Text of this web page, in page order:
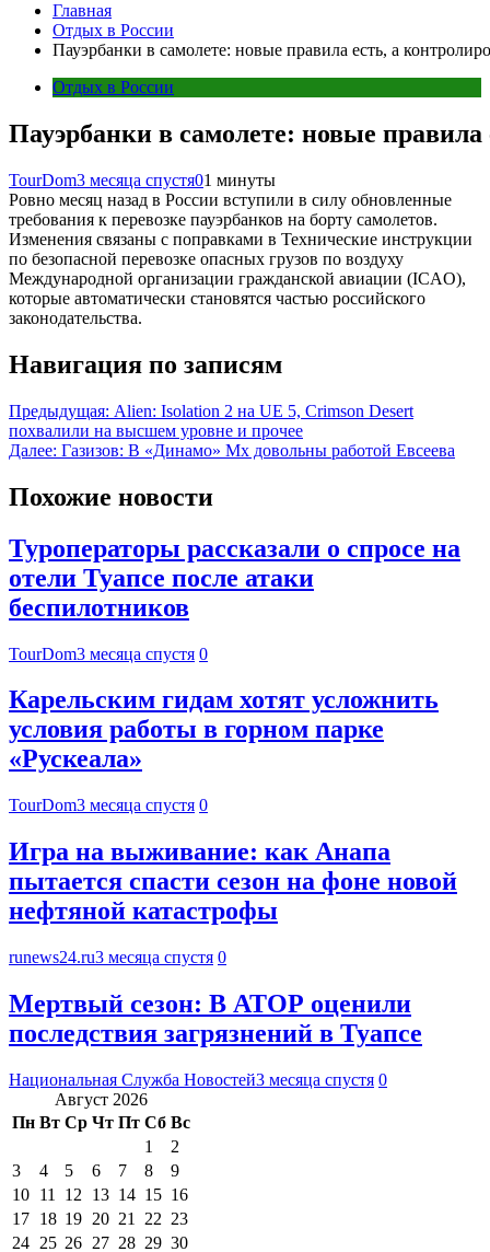
Главная
Отдых в России
Пауэрбанки в самолете: новые правила есть, а
Отдых в России
Пауэрбанки в самолете: новые
TourDom3 месяца спустя01 минуты
Ровно месяц назад в России вступили в силу обновленные
требования к перевозке пауэрбанков на борту самолетов.
Изменения связаны с поправками в Технические инструкции
по безопасной перевозке опасных грузов по воздуху
Международной организации гражданской авиации (ICAO),
которые автоматически становятся частью российского
законодательства.
Навигация по записям
Предыдущая: Alien: Isolation 2 на UE 5, Crimson Desert
похвалили на высшем уровне и прочее
Далее: Газизов: В «Динамо» Мх довольны работой Евсеева
Похожие новости
Туроператоры рассказали о спросе на
отели Туапсе после атаки
беспилотников
TourDom3 месяца спустя 0
Карельским гидам хотят усложнить
условия работы в горном парке
«Рускеала»
TourDom3 месяца спустя 0
Игра на выживание: как Анапа
пытается спасти сезон на фоне новой
нефтяной катастрофы
runews24.ru3 месяца спустя 0
Мертвый сезон: В АТОР оценили
последствия загрязнений в Туапсе
Национальная Служба Новостей3 месяца спустя 0
Август 2026
Пн Вт Ср Чт Пт Сб Вс
1
2
3
4 5 6 7 8
9
10 11 12 13 14 15 16
17 18 19 20 21 22 23
24 25 26 27 28 29 30